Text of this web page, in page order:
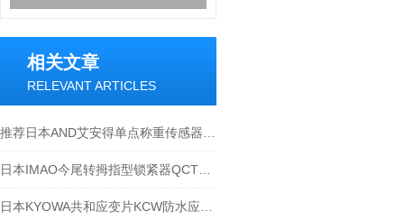
相关文章
RELEVANT ARTICLES